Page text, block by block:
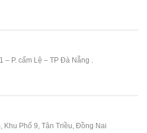
– P. cẩm Lệ – TP Đà Nẵng .
Khu Phố 9, Tân Triều, Đồng Nai